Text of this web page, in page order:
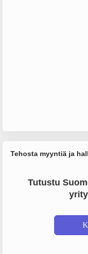
Tehosta myyntiä ja
Tutustu